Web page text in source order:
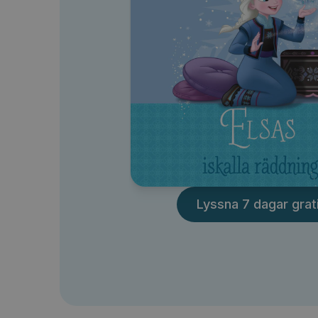
Lyssna 7 dagar